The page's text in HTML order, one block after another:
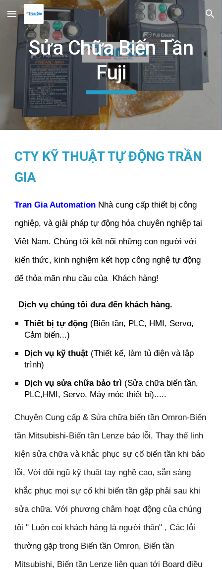
Skip to main content Skip to navigation
Sửa Chữa Biến Tần
Fuji
CTY KỸ THUẬT TỰ ĐỘNG TRẦN
GIA
Tran Gia Automation Nhà cung cấp thiết bị công
nghiệp, và giải pháp tự động hóa chuyên nghiệp tại
Việt Nam. Chúng tôi kết nối những con người với
kiến thức, kinh nghiệm kết hợp công nghệ tự động
để thỏa mãn nhu cầu của Khách hàng!
Dịch vụ chúng tôi đưa đến khách hàng.
Thiết bị tự động (Biến tần, PLC, HMI, Servo,
Cảm biến...)
Dịch vụ kỹ thuật (Thiết kế, làm tủ điện và lập
trình)
Dịch vụ sửa chữa bảo trì (Sửa chữa biến tần,
PLC,HMI, Servo, Máy móc thiết bị).....
Chuyên Cung cấp & Sửa chữa biến tần Omron-Biến
tần Mitsubishi-Biến tần Lenze báo lỗi, Thay thế linh
kiện sửa chữa và khắc phục sự cố biến tần khi báo
lỗi, Với đội ngũ kỹ thuật tay nghề cao, sẵn sàng
khắc phục mọi sự cố khi biến tần gặp phải sau khi
sửa chữa. Với phương châm hoạt động của chúng
tôi " Luôn coi khách hàng là người thân" , Các lỗi
thường gặp trong Biến tần Omron, Biến tần
Mitsubishi, Biến tần Lenze liên quan tới Board điều